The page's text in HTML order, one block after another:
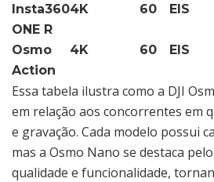
Insta360
ONE R
4K 60 EIS
Osmo
Action
4K 60 EIS
Essa tabela ilustra como a DJI
em relação aos concorrentes em
e gravação. Cada modelo possui
mas a Osmo Nano se destaca
qualidade e funcionalidade,